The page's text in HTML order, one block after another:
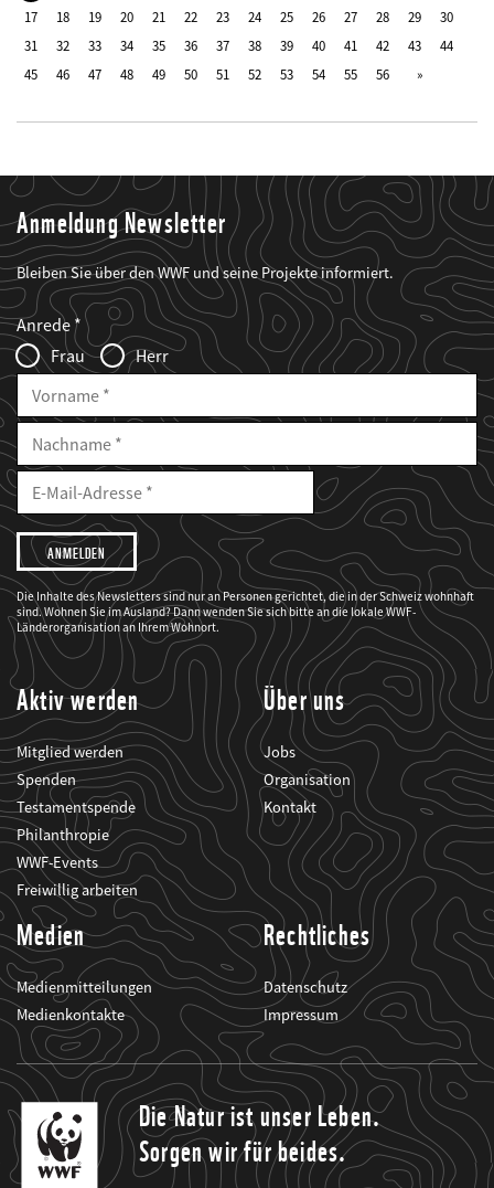
17
18 19 20 21 22 23 24 25 26 27 28 29
30
31
32 33 34 35 36 37 38 39 40 41 42 43
44
45
46 47 48 49 50 51 52 53 54 55 56
Anmeldung Newsletter
Bleiben Sie über den WWF und seine Projekte informiert.
Web2Case
Infofelder
Fieldset
anrede_name
Anrede
Frau
Herr
Vorname
Nachname
E-
Mailadresse
E-
Adresse
Ich
möchte,
dass
der
WWF
mich
über
seine
Projekte
informiert.
Die Inhalte des Newsletters sind nur an Personen gerichtet, die in der Schweiz wohnhaft
sind. Wohnen Sie im Ausland? Dann wenden Sie sich bitte an die lokale WWF-
Länderorganisation an Ihrem Wohnort.
Aktiv werden
Mitglied werden
Spenden
Testamentspende
Philanthropie
WWF-Events
Freiwillig arbeiten
Über uns
Jobs
Organisation
Kontakt
Medien
Medienmitteilungen
Medienkontakte
Rechtliches
Datenschutz
Impressum
Die Natur ist unser Leben.
Sorgen wir für beides.